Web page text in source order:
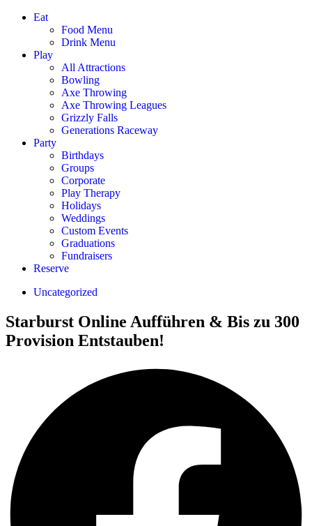
Eat
Food Menu
Drink Menu
Play
All Attractions
Bowling
Axe Throwing
Axe Throwing Leagues
Grizzly Falls
Generations Raceway
Party
Birthdays
Groups
Corporate
Play Therapy
Holidays
Weddings
Custom Events
Graduations
Fundraisers
Reserve
Uncategorized
Starburst Online Aufführen & Bis zu 300
Provision Entstauben!